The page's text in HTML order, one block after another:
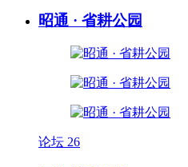
昭通 · 省耕公园
论坛 26